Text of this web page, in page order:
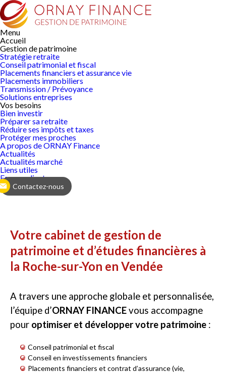
Menu
Accueil
Gestion depatrimoine
Stratégie retraite
Conseil patrimonial et fiscal
Placements financiers et assurance vie
Placements immobiliers
Transmission / Prévoyance
Solutions entreprises
Vos besoins
Bien investir
Préparer sa retraite
Réduire ses impôts et taxes
Protéger mes proches
A propos de ORNAY Finance
Actualités
Actualités marché
Liens utiles
Espace client
Contactez-nous
Votre cabinet de gestion de
patrimoine et d’études financières à
la Roche-sur-Yon en Vendée
A travers une approche globale et personnalisée,
l’équipe d’ORNAY FINANCEvous accompagne
pour optimiser et développer votre patrimoine :
Conseil patrimonial et fiscal
Conseil en investissements financiers
Placements financiers et contrat d’assurance (vie,